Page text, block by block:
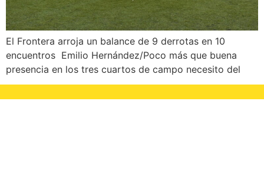
El Frontera arroja un balance de 9 derrotas en 10
encuentros Emilio Hernández/Poco más que buena
presencia en los tres cuartos de campo necesito del